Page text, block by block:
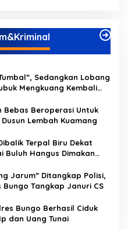
Sedangkan Lobang
Mengkuang Kembali
Beroperasi Untuk
Lembah Kuamang
Terpal Biru Dekat
Buluh Hangus Dimakan
Jarum” Ditangkap Polisi,
Tangkap Januri CS
Bungo Berhasil Ciduk
dan Uang Tunai